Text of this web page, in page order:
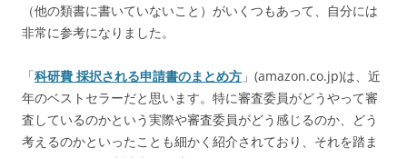
（他の類書に書いていないこと）がいくつもあって、自分には
非常に参考になりました。
「科研費 採択される申請書のまとめ方 」(amazon.co.jp)は、近
年のベストセラーだと思います。特に審査委員がどうやって審
査しているのかという実際や審査委員がどう感じるのか、どう
考えるのかといったことも細かく紹介されており、それを踏ま